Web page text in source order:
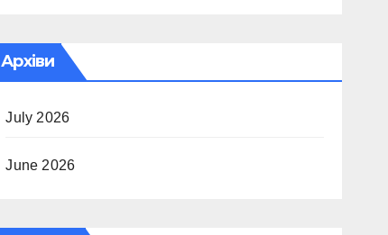
Архіви
July 2026
June 2026